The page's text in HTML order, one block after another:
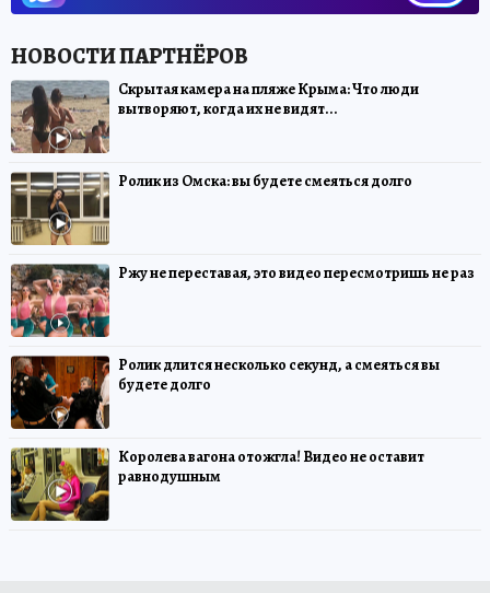
Скрытая камера на пляже Крыма: Что люди
вытворяют, когда их не видят...
Ролик из Омска: вы будете смеяться долго
Ржу не переставая, это видео пересмотришь не раз
Ролик длится несколько секунд, а смеяться вы
будете долго
Королева вагона отожгла! Видео не оставит
равнодушным